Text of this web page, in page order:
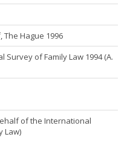
Hague 1996
Survey of Family Law 1994 (A.
of the International
Law)